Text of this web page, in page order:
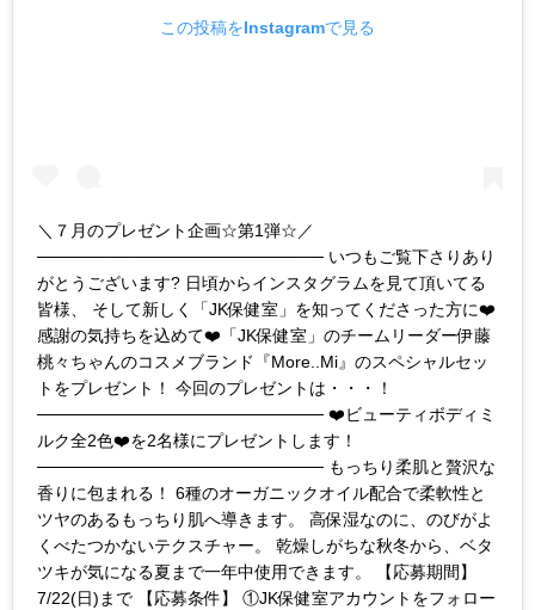
この投稿をInstagramで見る
＼７月のプレゼント企画☆第1弾☆／
──────────────────────── いつもご覧下さりあり
がとうございます? 日頃からインスタグラムを見て頂いてる
皆様、 そして新しく「JK保健室」を知ってくださった方に❤️
感謝の気持ちを込めて❤️「JK保健室」のチームリーダー伊藤
桃々ちゃんのコスメブランド『More..Mi』のスペシャルセッ
トをプレゼント！ 今回のプレゼントは・・・！
──────────────────────── ❤️ビューティボディミ
ルク全2色❤️を2名様にプレゼントします！
──────────────────────── もっちり柔肌と贅沢な
香りに包まれる！ 6種のオーガニックオイル配合で柔軟性と
ツヤのあるもっちり肌へ導きます。 高保湿なのに、のびがよ
くべたつかないテクスチャー。 乾燥しがちな秋冬から、ベタ
ツキが気になる夏まで一年中使用できます。 【応募期間】
7/22(日)まで 【応募条件】 ①JK保健室アカウントをフォロー